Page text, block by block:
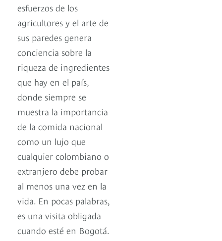
esfuerzos de los
agricultores y el arte de
sus paredes genera
conciencia sobre la
riqueza de ingredientes
que hay en el país,
donde siempre se
muestra la importancia
de la comida nacional
como un lujo que
cualquier colombiano o
extranjero debe probar
al menos una vez en la
vida. En pocas palabras,
es una visita obligada
cuando esté en Bogotá.